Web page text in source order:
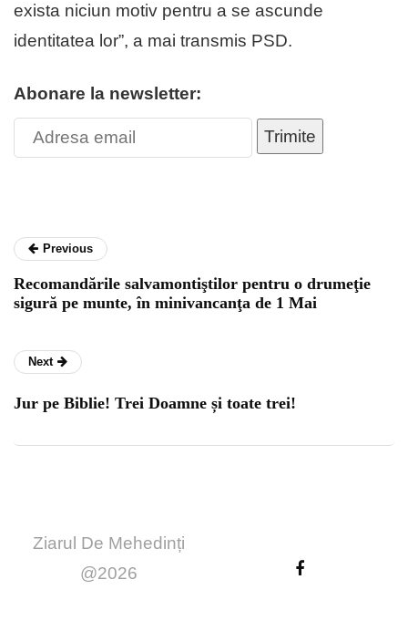
exista niciun motiv pentru a se ascunde
identitatea lor”, a mai transmis PSD.
Abonare la newsletter:
Trimite
Previous
Recomandările salvamontiştilor pentru o drumeţie
sigură pe munte, în minivancanţa de 1 Mai
Next
Jur pe Biblie! Trei Doamne și toate trei!
Ziarul De Mehedinți
@2026